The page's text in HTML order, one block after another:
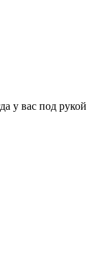
у вас под рукой